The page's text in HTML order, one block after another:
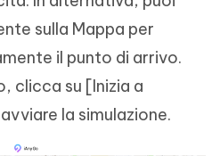
sulla Mappa per
il punto di arrivo.
clicca su [Inizia a
la simulazione.